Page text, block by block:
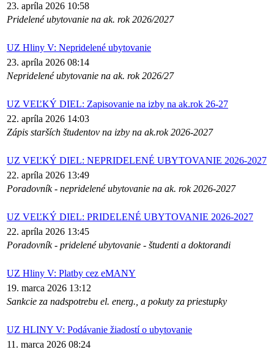
23. apríla 2026 10:58
Pridelené ubytovanie na ak. rok 2026/2027
UZ Hliny V: Nepridelené ubytovanie
23. apríla 2026 08:14
Nepridelené ubytovanie na ak. rok 2026/27
UZ VEĽKÝ DIEL: Zapisovanie na izby na ak.rok 26-27
22. apríla 2026 14:03
Zápis starších študentov na izby na ak.rok 2026-2027
UZ VEĽKÝ DIEL: NEPRIDELENÉ UBYTOVANIE 2026-2027
22. apríla 2026 13:49
Poradovník - nepridelené ubytovanie na ak. rok 2026-2027
UZ VEĽKÝ DIEL: PRIDELENÉ UBYTOVANIE 2026-2027
22. apríla 2026 13:45
Poradovník - pridelené ubytovanie - študenti a doktorandi
UZ Hliny V: Platby cez eMANY
19. marca 2026 13:12
Sankcie za nadspotrebu el. energ., a pokuty za priestupky
UZ HLINY V: Podávanie žiadostí o ubytovanie
11. marca 2026 08:24